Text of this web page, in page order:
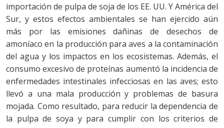
importación de pulpa de soja de los EE. UU. Y América del
Sur, y estos efectos ambientales se han ejercido aún
más por las emisiones dañinas de desechos de
amoníaco en la producción para aves a la contaminación
del agua y los impactos en los ecosistemas. Además, el
consumo excesivo de proteínas aumentó la incidencia de
enfermedades intestinales infecciosas en las aves; esto
llevó a una mala producción y problemas de basura
mojada. Como resultado, para reducir la dependencia de
la pulpa de soya y para cumplir con los criterios de